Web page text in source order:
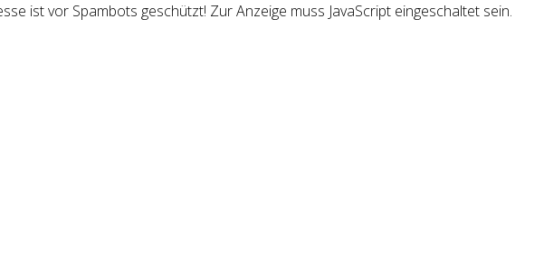
ist vor Spambots geschützt! Zur Anzeige muss JavaScript eingeschaltet sein.